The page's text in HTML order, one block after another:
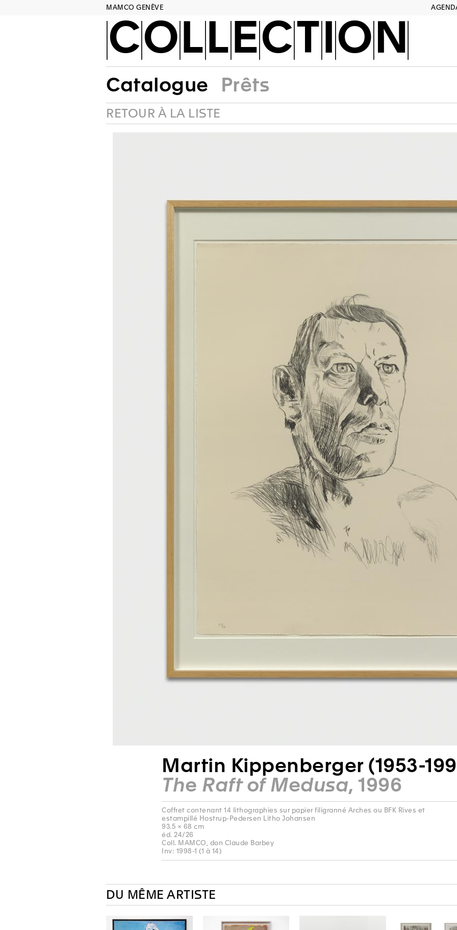
MAMCO GENÈVE
COLLECTION
Catalogue Prêts
RETOUR À LA LISTE
Martin Kippenberger (1953-
The Raft of Medusa, 1996
Coffret contenant 14 lithographies sur papier filigranné Arches ou BFK Rives et
estampillé Hostrup-Pedersen Litho Johansen
93.5 × 68 cm
éd. 24/26
Coll. MAMCO, don Claude Barbey
Inv: 1998-1 (1 à 14)
DU MÊME ARTISTE